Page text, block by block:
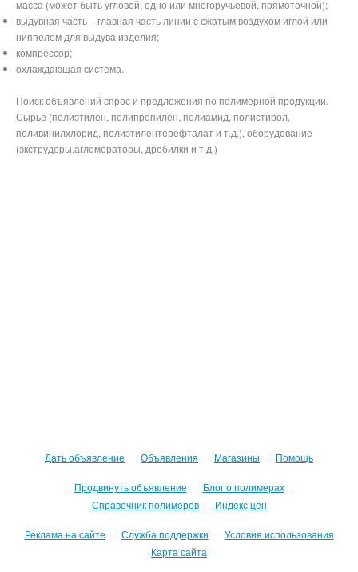
масса (может быть угловой, одно или многоручьевой, прямоточной);
выдувная часть – главная часть линии с сжатым воздухом иглой или
ниппелем для выдува изделия;
компрессор;
охлаждающая система.
Поиск объявлений спрос и предложения по полимерной продукции.
Сырье (полиэтилен, полипропилен, полиамид, полистирол,
поливинилхлорид, полиэтилентерефталат и т.д.), оборудование
(экструдеры,агломераторы, дробилки и т.д.)
Дать объявление Объявления Магазины Помощь
Продвинуть объявление
Блог о полимерах
Справочник полимеров
Индекс цен
Реклама на сайте Служба поддержки
Условия использования
Карта сайта